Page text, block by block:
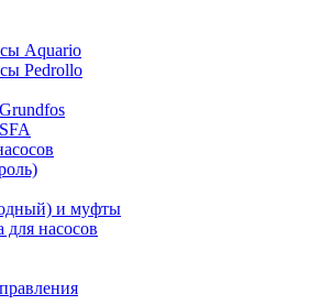
Aquario
Pedrollo
и муфты
насосов